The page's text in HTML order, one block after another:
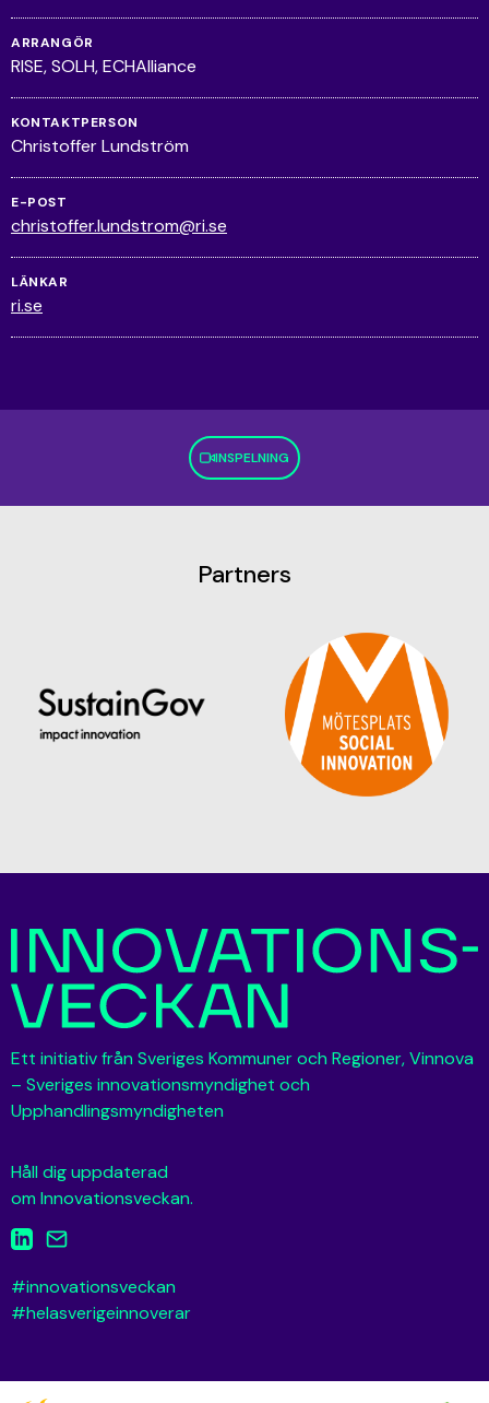
ARRANGÖR
RISE, SOLH, ECHAlliance
KONTAKTPERSON
Christoffer Lundström
E-POST
christoffer.lundstrom@ri.se
LÄNKAR
ri.se
INSPELNING
Partners
Ett initiativ från Sveriges Kommuner och Regioner, Vinnova
– Sveriges innovationsmyndighet och
Upphandlingsmyndigheten
Håll dig uppdaterad
om Innovationsveckan.
#innovationsveckan
#helasverigeinnoverar